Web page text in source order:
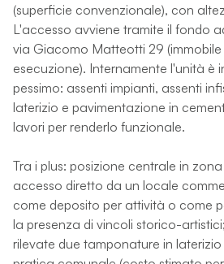
(superficie convenzionale), con
L'accesso avviene tramite il fondo
via Giacomo Matteotti 29
esecuzione). Internamente l'unità è
pessimo: assenti impianti, assenti
laterizio e pavimentazione in
lavori per renderlo funzionale.
Tra i plus: posizione centrale in
accesso diretto da un locale
come deposito per attività o come
la presenza di vincoli storico-
rilevate due tamponature in